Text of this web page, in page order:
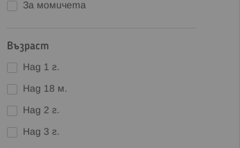
За момичета
Възраст
Над 1 г.
Над 18 м.
Над 2 г.
Над 3 г.